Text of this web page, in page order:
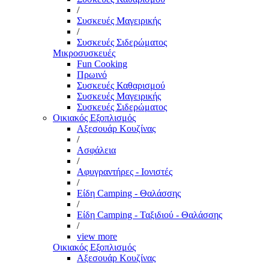
/
Συσκευές Μαγειρικής
/
Συσκευές Σιδερώματος
Μικροσυσκευές
Fun Cooking
Πρωινό
Συσκευές Καθαρισμού
Συσκευές Μαγειρικής
Συσκευές Σιδερώματος
Οικιακός Εξοπλισμός
Αξεσουάρ Κουζίνας
/
Ασφάλεια
/
Αφυγραντήρες - Ιονιστές
/
Είδη Camping - Θαλάσσης
/
Είδη Camping - Ταξιδιού - Θαλάσσης
/
view more
Οικιακός Εξοπλισμός
Αξεσουάρ Κουζίνας